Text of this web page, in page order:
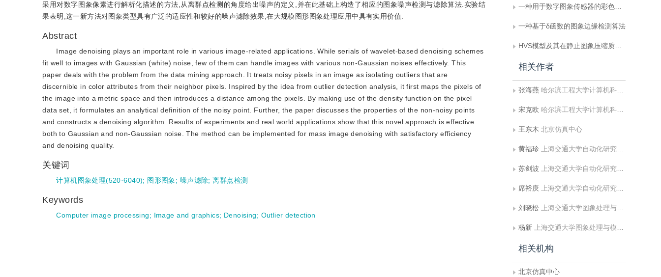
采用对数字图象像素进行解析化描述的方法,从离群点检测的角度给出噪声的定义,并在此基础上构造了相应的图象噪声检测与滤除算法.实验结
果表明,这一新方法对图象类型具有广泛的适应性和较好的噪声滤除效果,在大规模图形图象处理应用中具有实用价值.
Abstract
Image denoising plays an important role in various image-related applications. While serials of wavelet-based denoising schemes
fit well to images with Gaussian (white) noise, few of them can handle images with various non-Gaussian noises effectively. This
paper deals with the problem from the data mining approach. It treats noisy pixels in an image as isolating outliers that are
discernible in color attributes from their neighbor pixels. Inspired by the idea from outlier detection analysis, it first maps the pixels of
the image into a metric space and then introduces a distance among the pixels. By making use of the density function on the pixel
data set, it formulates an analytical definition of the noisy point. Further, the paper discusses the properties of the non-noisy points
and constructs a denoising algorithm. Results of experiments and real world applications show that this novel approach is effective
both to Gaussian and non-Gaussian noise. The method can be implemented for mass image denoising with satisfactory efficiency
and denoising quality.
关键词
计算机图象处理(520·6040); 图形图象 ; 噪声滤除;离群点检测
Keywords
Computer image processing; Image and graphics; Denoising; Outlier detection
一种用于数字图象传感器的彩色插值算法
一种基于δ函数的图象边缘检测算法
HVS模型及其在静止图象压缩质量评价中的应用
相关作者
张海燕 哈尔滨工程大学计算机科学与技术学院
宋克欧 哈尔滨工程大学计算机科学与技术学院
王东木 北京仿真中心
黄福珍 上海交通大学自动化研究所，智能机器人系统与技术研究中心
苏剑波 上海交通大学自动化研究所，智能机器人系统与技术研究中心
席裕庚 上海交通大学自动化研究所，智能机器人系统与技术研究中心
刘晓松 上海交通大学图象处理与模式识别研究所
杨新 上海交通大学图象处理与模式识别研究所
相关机构
北京仿真中心